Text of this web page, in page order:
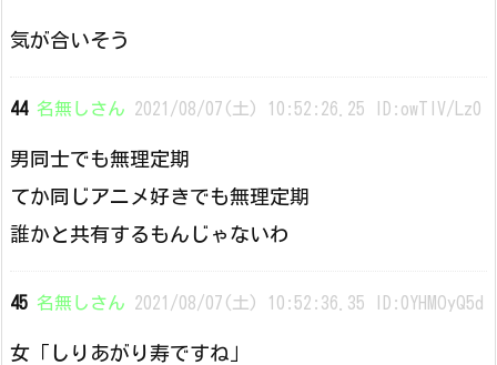
気が合いそう
44 名無しさん 2021/08/07(土) 10:52:26.25 ID:owTIV/Lz0
男同士でも無理定期
てか同じアニメ好きでも無理定期
誰かと共有するもんじゃないわ
45 名無しさん 2021/08/07(土) 10:52:36.35 ID:0YHMOyQ5d
女「しりあがり寿ですね」